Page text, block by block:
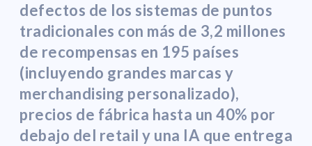
defectos de los sistemas de puntos
tradicionales con más de 3,2 millones
de recompensas en 195 países
(incluyendo grandes marcas y
merchandising personalizado),
precios de fábrica hasta un 40% por
debajo del retail y una IA que entrega